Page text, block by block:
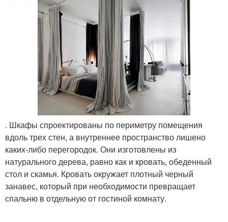
. Шкафы спроектированы по периметру помещения
вдоль трех стен, а внутреннее пространство лишено
каких-либо перегородок. Они изготовлены из
натурального дерева, равно как и кровать, обеденный
стол и скамья. Кровать окружает плотный черный
занавес, который при необходимости превращает
спальню в отдельную от гостиной комнату.